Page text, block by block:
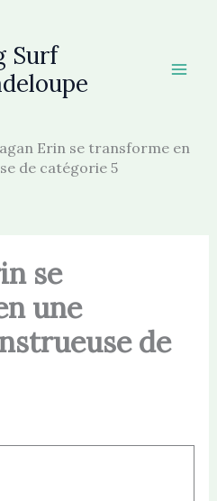
Surf
Erin se transforme en
de catégorie 5
se
une
de